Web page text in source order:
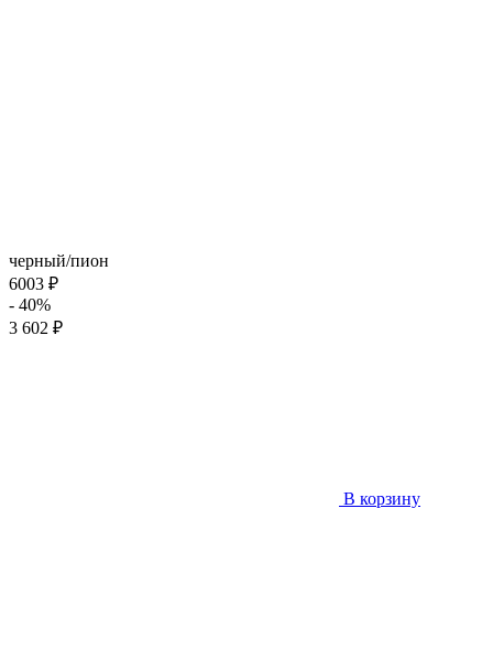
черный/пион
6003 ₽
- 40%
3 602 ₽
В корзину